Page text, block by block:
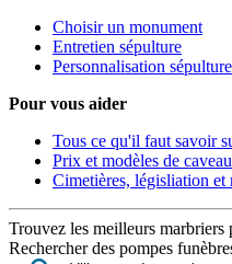
Choisir un monument
Entretien sépulture
Personnalisation sépulture
Pour vous aider
Tous ce qu'il faut savoir
Prix et modèles de
Cimetières, législiation et
Trouvez les meilleurs marbriers
Rechercher des pompes